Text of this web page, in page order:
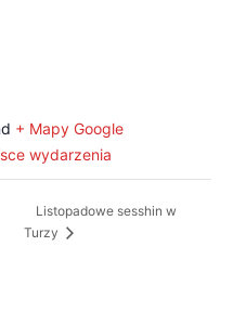
+ Mapy Google
wydarzenia
Listopadowe sesshin w
Turzy